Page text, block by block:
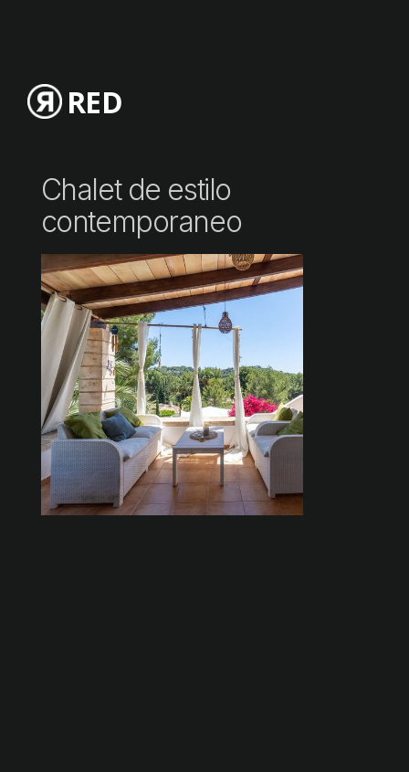
RED
Chalet de estilo
contemporaneo